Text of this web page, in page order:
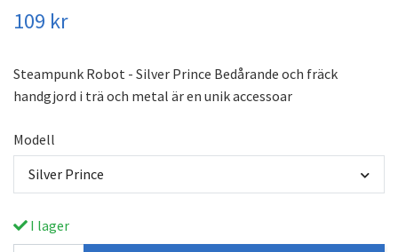
109 kr
Steampunk Robot - Silver Prince Bedårande och fräck
handgjord i trä och metal är en unik accessoar
Modell
Silver Prince
I lager